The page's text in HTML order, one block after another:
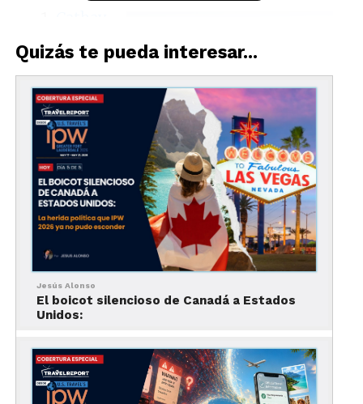
Mira nuestro video
Quizás te pueda interesar...
Jesús Alonso
El boicot silencioso de Canadá a Estados
Unidos: